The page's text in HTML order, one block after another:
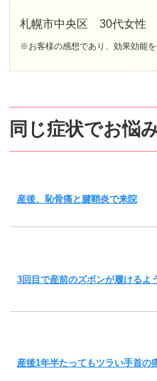
札幌市中央区 30代女性
※お客様の感想であり、効果効能を
同じ症状でお悩
産後、恥骨痛と腱鞘炎で来院
3回目で産前のズボンが履けるよ
産後1年半たってもツラい手首の